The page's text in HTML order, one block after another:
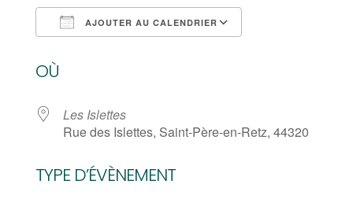
AJOUTER AU CALENDRIER
OÙ
Les Islettes
Rue des Islettes, Saint-Père-en-Retz, 44320
TYPE D’ÉVÈNEMENT